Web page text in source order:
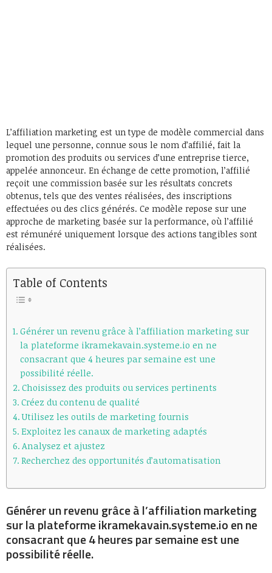
L’affiliation marketing est un type de modèle commercial dans
lequel une personne, connue sous le nom d’affilié, fait la
promotion des produits ou services d’une entreprise tierce,
appelée annonceur. En échange de cette promotion, l’affilié
reçoit une commission basée sur les résultats concrets
obtenus, tels que des ventes réalisées, des inscriptions
effectuées ou des clics générés. Ce modèle repose sur une
approche de marketing basée sur la performance, où l’affilié
est rémunéré uniquement lorsque des actions tangibles sont
réalisées.
Table of Contents
Générer un revenu grâce à l’affiliation marketing sur
la plateforme ikramekavain.systeme.io en ne
consacrant que 4 heures par semaine est une
possibilité réelle.
Choisissez des produits ou services pertinents
Créez du contenu de qualité
Utilisez les outils de marketing fournis
Exploitez les canaux de marketing adaptés
Analysez et ajustez
Recherchez des opportunités d’automatisation
Générer un revenu grâce à l’affiliation marketing
sur la plateforme ikramekavain.systeme.io en ne
consacrant que 4 heures par semaine est une
possibilité réelle.